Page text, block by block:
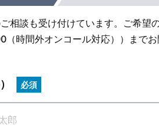
相談も受け付けています。ご希望の
時間外オンコール対応））までお
必須